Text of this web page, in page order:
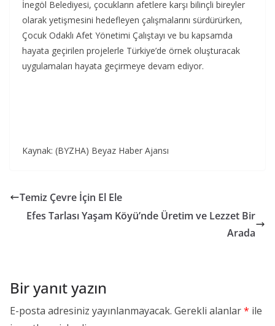
İnegöl Belediyesi, çocukların afetlere karşı bilinçli bireyler
olarak yetişmesini hedefleyen çalışmalarını sürdürürken,
Çocuk Odaklı Afet Yönetimi Çalıştayı ve bu kapsamda
hayata geçirilen projelerle Türkiye’de örnek oluşturacak
uygulamaları hayata geçirmeye devam ediyor.
Kaynak: (BYZHA) Beyaz Haber Ajansı
Temiz Çevre İçin El Ele
Efes Tarlası Yaşam Köyü’nde Üretim ve Lezzet Bir
Arada
Bir yanıt yazın
E-posta adresiniz yayınlanmayacak. Gerekli alanlar* ile